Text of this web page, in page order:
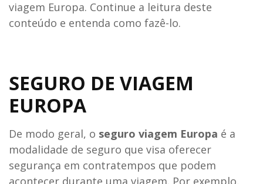
viagem Europa. Continue a leitura deste
conteúdo e entenda como fazê-lo.
SEGURO DE VIAGEM
EUROPA
De modo geral, o seguro viagem Europa é a
modalidade de seguro que visa oferecer
segurança em contratempos que podem